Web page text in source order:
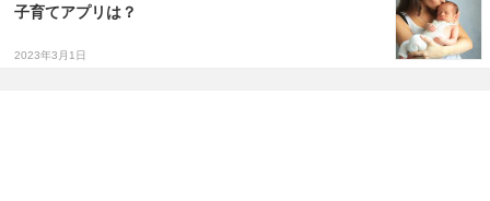
子育てアプリは？
2023年3月1日